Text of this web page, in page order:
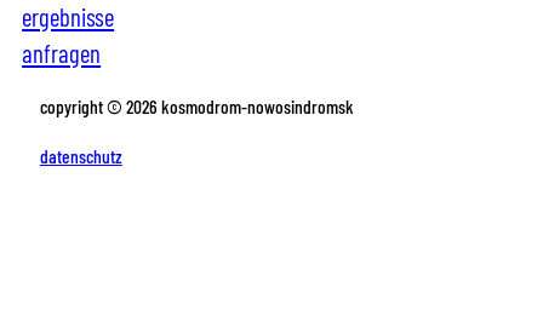
ergebnisse
anfragen
copyright © 2026 kosmodrom-nowosindromsk
datenschutz